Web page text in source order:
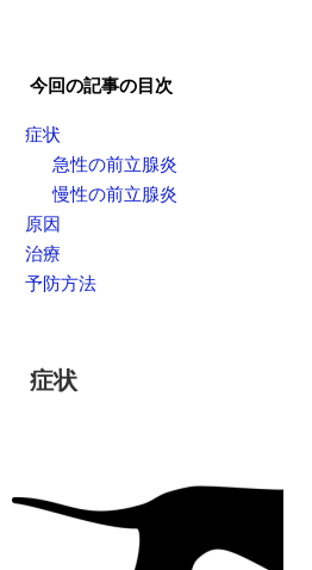
今回の記事の目次
症状
急性の前立腺炎
慢性の前立腺炎
原因
治療
予防方法
症状